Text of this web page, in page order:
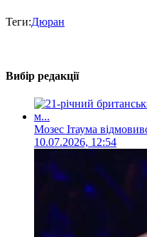
Теги:Дюран
Вибір редакції
Мозес Ітаума
10.07.2026, 12:54